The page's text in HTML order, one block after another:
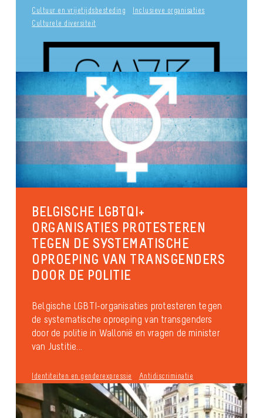
Cultuur en vrijetijdsbesteding
Inclusieve organisaties
Culturele diversiteit
BELGISCHE LGBTQI+
ORGANISATIES PROTESTEREN
TEGEN DE SYSTEMATISCHE
OPROEPING VAN TRANSGENDERS
DOOR DE POLITIE
Belgische LGBTI-organisaties protesteren tegen
de systematische oproeping van transgenders
door de politie in Wallonië en vragen de minister
van Justitie...
Identiteiten en genderexpressie
Antidiscriminatie
Inclusieve organisaties
publié le 29 september 2017